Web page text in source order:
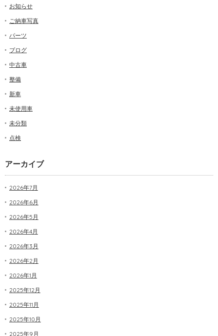
お知らせ
ご納車写真
パーツ
ブログ
中古車
整備
新車
未使用車
未分類
点検
アーカイブ
2026年7月
2026年6月
2026年5月
2026年4月
2026年3月
2026年2月
2026年1月
2025年12月
2025年11月
2025年10月
2025年9月